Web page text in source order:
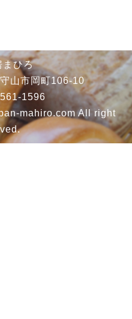
まひろ
山市岡町106-10
1596
mahiro.com All right